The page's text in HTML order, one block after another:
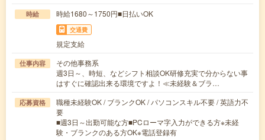
時給 時給1680～1750円■日払いOK
交通費
規定支給
仕事内容
その他事務系
週3日～、時短、などシフト相談OK研修充実で分からない事
はすぐに確認出来る環境ですよ！≪未経験＆ブラ…
応募資格
職種未経験OK / ブランクOK / パソコンスキル不要 / 英語力不
要
■週3日～出勤可能な方■PCローマ字入力ができる方※未経
験・ブランクのある方OK※電話登録有